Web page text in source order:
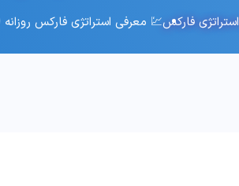
فارکس💹 معرفی استراتژی فارکس روزانه 50 پیپ – تکنیک بسیار قوی و پولساز – (IFX-ST138) 💯